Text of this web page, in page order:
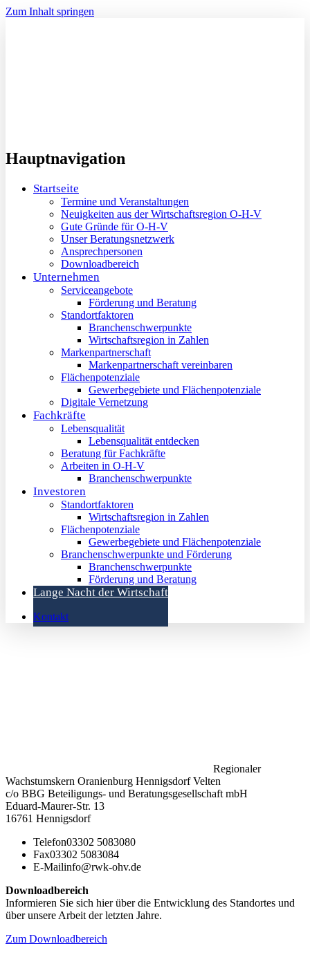
Zum Inhalt springen
Hauptnavigation
Startseite
Termine und Veranstaltungen
Neuigkeiten aus der Wirtschaftsregion O-H-V
Gute Gründe für O-H-V
Unser Beratungsnetzwerk
Ansprechpersonen
Downloadbereich
Unternehmen
Serviceangebote
Förderung und Beratung
Standortfaktoren
Branchenschwerpunkte
Wirtschaftsregion in Zahlen
Markenpartnerschaft
Markenpartnerschaft vereinbaren
Flächenpotenziale
Gewerbegebiete und Flächenpotenziale
Digitale Vernetzung
Fachkräfte
Lebensqualität
Lebensqualität entdecken
Beratung für Fachkräfte
Arbeiten in O-H-V
Branchenschwerpunkte
Investoren
Standortfaktoren
Wirtschaftsregion in Zahlen
Flächenpotenziale
Gewerbegebiete und Flächenpotenziale
Branchenschwerpunkte und Förderung
Branchenschwerpunkte
Förderung und Beratung
Lange Nacht der Wirtschaft
Kontakt
Regionaler
Wachstumskern Oranienburg Hennigsdorf Velten
c/o BBG Beteiligungs- und Beratungsgesellschaft mbH
Eduard-Maurer-Str. 13
16761 Hennigsdorf
Telefon03302 5083080
Fax03302 5083084
E-Mailinfo@rwk-ohv.de
Downloadbereich
Informieren Sie sich hier über die Entwicklung des Standortes und
über unsere Arbeit der letzten Jahre.
Zum Downloadbereich